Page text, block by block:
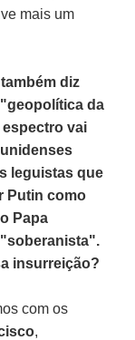
mais um
diz
da
vai
leguistas que
Putin como
Papa
insurreição?
com os
,